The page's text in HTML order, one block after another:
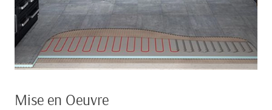
Mise en Oeuvre